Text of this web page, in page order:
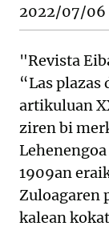
2022/07/06
"Revista
“Las plazas
artikuluan
ziren bi
1909an
Zuloagaren
kalean